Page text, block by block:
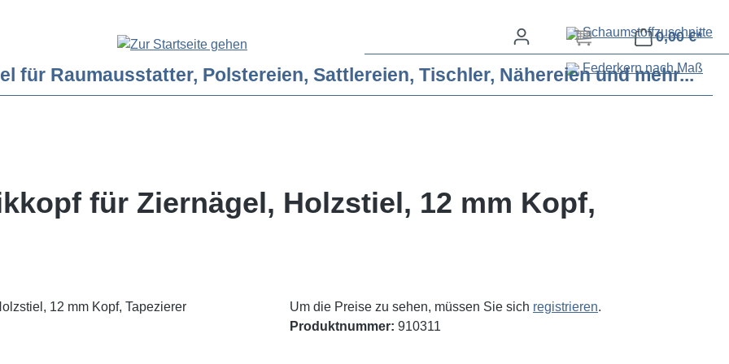
Schaumstoffzuschnitte
Federkern nach Maß
0,00 €*
für Raumausstatter, Polstereien, Sattlereien, Tischler, Nähereien und mehr...
für Ziernägel, Holzstiel, 12 mm Kopf,
Um die Preise zu sehen, müssen Sie sich registrieren.
Produktnummer: 910311